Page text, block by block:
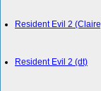
Resident Evil 2
Resident Evil 2 (dt)